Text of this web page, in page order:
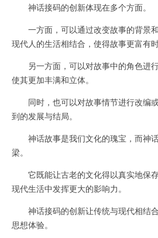
神话接码的创新体现在多个方面。
一方面，可以通过改变故事的背景
现代人的生活相结合，使得故事更富有时
另一方面，可以对故事中的角色进行
使其更加丰满和立体。
同时，也可以对故事情节进行改编
到的发展与结局。
神话故事是我们文化的瑰宝，而神
梁。
它既能让古老的文化得以真实地保
现代生活中发挥更大的影响力。
神话接码的创新让传统与现代相结
思想体验。